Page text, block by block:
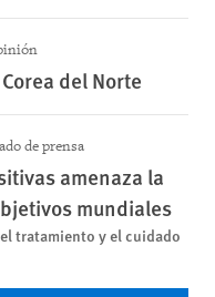
del Norte
de prensa
amenaza la
mundiales
tratamiento y el cuidado